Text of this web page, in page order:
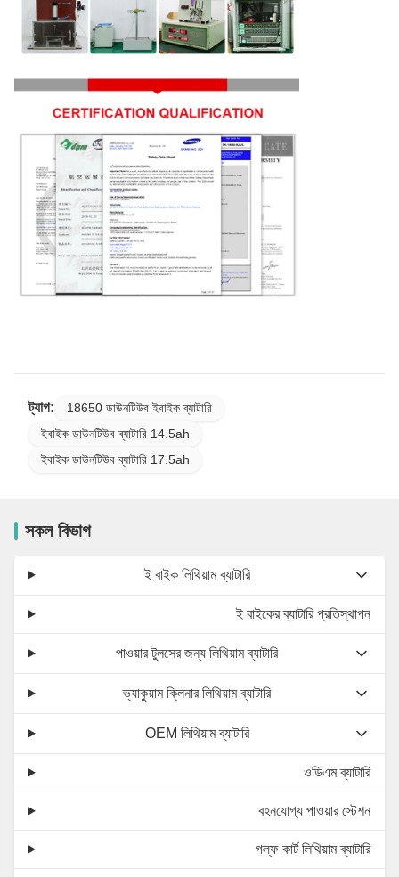
ট্যাগ:
18650 ডাউনটিউব ইবাইক ব্যাটারি
ইবাইক ডাউনটিউব ব্যাটারি 14.5ah
ইবাইক ডাউনটিউব ব্যাটারি 17.5ah
সকল বিভাগ
ই বাইক লিথিয়াম ব্যাটারি
ই বাইকের ব্যাটারি প্রতিস্থাপন
পাওয়ার টুলসের জন্য লিথিয়াম ব্যাটারি
ভ্যাকুয়াম ক্লিনার লিথিয়াম ব্যাটারি
OEM লিথিয়াম ব্যাটারি
ওডিএম ব্যাটারি
বহনযোগ্য পাওয়ার স্টেশন
গল্ফ কার্ট লিথিয়াম ব্যাটারি